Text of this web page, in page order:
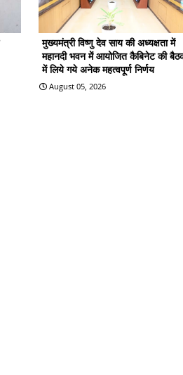
मुख्यमंत्री विष्णु देव साय की अध्यक्षता में
महानदी भवन में आयोजित कैबिनेट की
में लिये गये अनेक महत्वपूर्ण निर्णय
August 05, 2026